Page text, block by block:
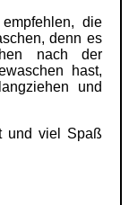
die
denn es
nach der
hast,
und
und viel Spaß